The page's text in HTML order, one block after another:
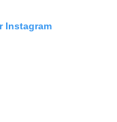
Instagram